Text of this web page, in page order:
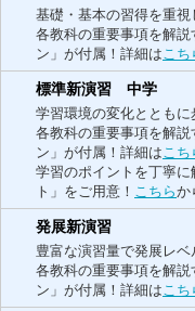
基礎・基本の習得を重
各教科の重要事項を解
ン」が付属！詳細は こち
標準新演習 中学
学習環境の変化ととも
各教科の重要事項を解
ン」が付属！詳細は こち
学習のポイントを丁寧
ト」をご用意！ こちらか
発展新演習
豊富な演習量で発展レベ
各教科の重要事項を解
ン」が付属！詳細は こち